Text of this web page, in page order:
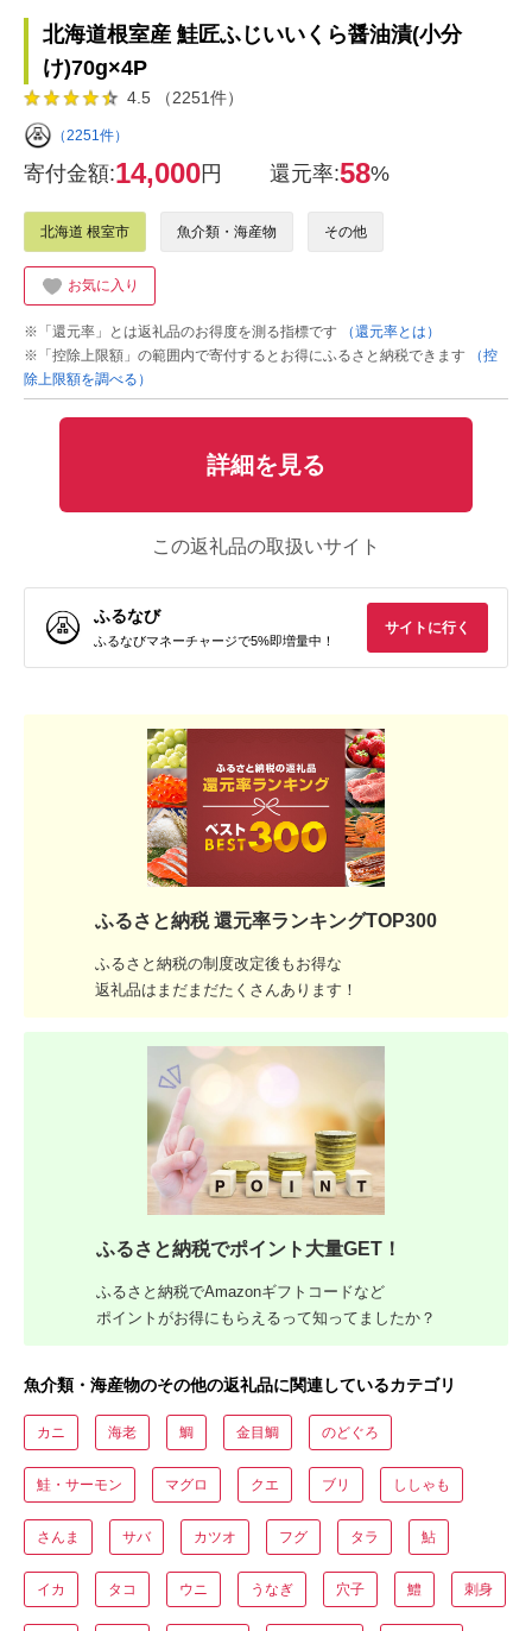
北海道根室産 鮭匠ふじいいくら醤油漬(小分
け)70g×4P
4.5 （2251件）
（2251件）
寄付金額:14,000円 還元率:58%
北海道 根室市 魚介類・海産物 その他
お気に入り
※「還元率」とは返礼品のお得度を測る指標です
（還元率とは）
※「控除上限額」の範囲内で寄付するとお得にふるさと納税できます
（控
除上限額を調べる）
詳細を見る
この返礼品の取扱いサイト
ふるなび
ふるなびマネーチャージで5%即増量中！
サイトに行く
ふるさと納税 還元率ランキングTOP300
ふるさと納税の制度改定後もお得な
返礼品はまだまだたくさんあります！
ふるさと納税でポイント大量GET！
ふるさと納税でAmazonギフトコードなど
ポイントがお得にもらえるって知ってましたか？
魚介類・海産物のその他の返礼品に関連しているカテゴリ
カニ 海老 鯛 金目鯛 のどぐろ
鮭・サーモン マグロ クエ ブリ ししゃも
さんま サバ カツオ フグ タラ 鮎
イカ タコ ウニ うなぎ 穴子 鱧 刺身